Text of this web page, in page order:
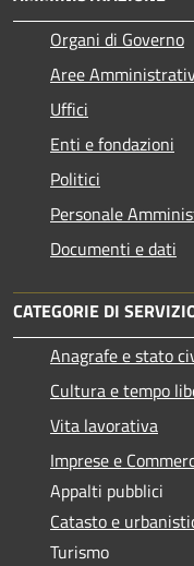
Organi di Governo
Aree
Uffici
Enti e fondazioni
Politici
Personale
Documenti e dati
CATEGORIE DI
Anagrafe e stato
Cultura e tempo
Vita lavorativa
Imprese e
Appalti pubblici
Catasto e
Turismo